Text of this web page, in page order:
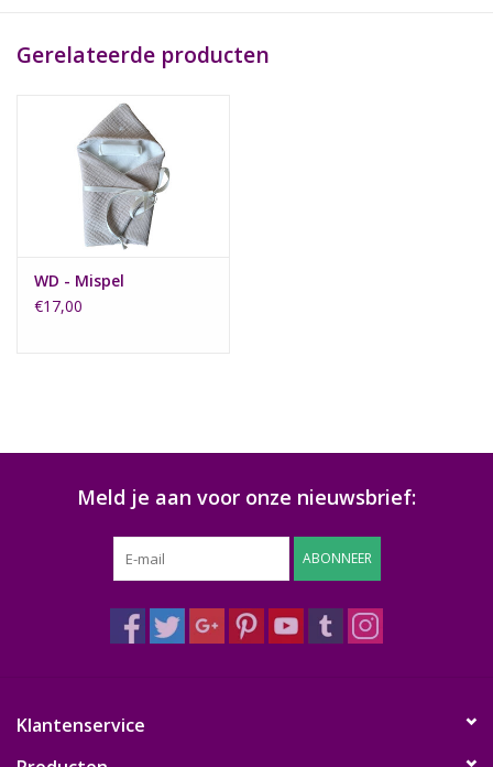
130 cm op aanvraag
Let op: Bovenstaande weken zijn gemiddelden.
Er is bijpassend kledingsetje maat 38 t/m maatje 50 bij te
bestellen.
Gerelateerde producten
WD - Mispel
€17,00
Meld je aan voor onze nieuwsbrief:
ABONNEER
Klantenservice